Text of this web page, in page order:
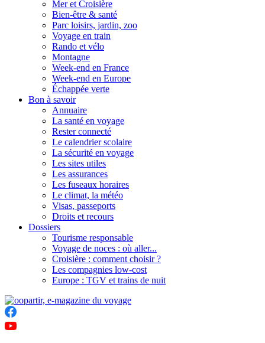
Mer et Croisière
Bien-être & santé
Parc loisirs, jardin, zoo
Voyage en train
Rando et vélo
Montagne
Week-end en France
Week-end en Europe
Échappée verte
Bon à savoir
Annuaire
La santé en voyage
Rester connecté
Le calendrier scolaire
La sécurité en voyage
Les sites utiles
Les assurances
Les fuseaux horaires
Le climat, la météo
Visas, passeports
Droits et recours
Dossiers
Tourisme responsable
Voyage de noces : où aller...
Croisière : comment choisir ?
Les compagnies low-cost
Europe : TGV et trains de nuit